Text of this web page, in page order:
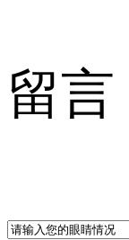
留言